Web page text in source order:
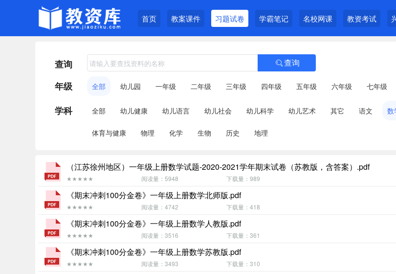
首页 教案课件 习题试卷 学霸笔记 名校网课 教资考试
查询  查询
年级 全部 幼儿园 一年级 二年级 三年级 四年级 五年级 六年级 七年级
学科 全部 幼儿健康 幼儿语言 幼儿社会 幼儿科学 幼儿艺术 其它 语文 数
体育与健康 物理 化学 生物 历史 地理
（江苏徐州地区）一年级上册数学试题-2020-2021学年期末试卷（苏教版，含答案）.pdf
★★★★★ 阅读量：5948 下载量：989
《期末冲刺100分金卷》一年级上册数学北师版.pdf
★★★★★ 阅读量：4742 下载量：418
《期末冲刺100分金卷》一年级上册数学人教版.pdf
★★★★★ 阅读量：3516 下载量：361
《期末冲刺100分金卷》一年级上册数学苏教版.pdf
★★★★★ 阅读量：3493 下载量：310